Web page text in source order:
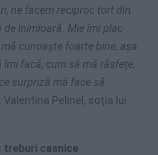
ne facem reciproc tort din
inimioară. Mie îmi plac
cunoaşte foarte bine, aşa
facă, cum să mă răsfeţe,
surpriză mă face să
Pelinel, soţia lui
treburi casnice